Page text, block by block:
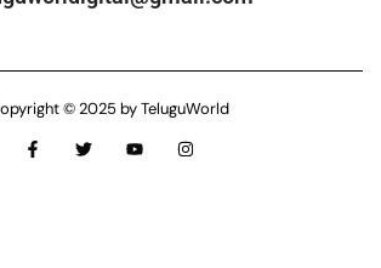
© 2025 by TeluguWorld